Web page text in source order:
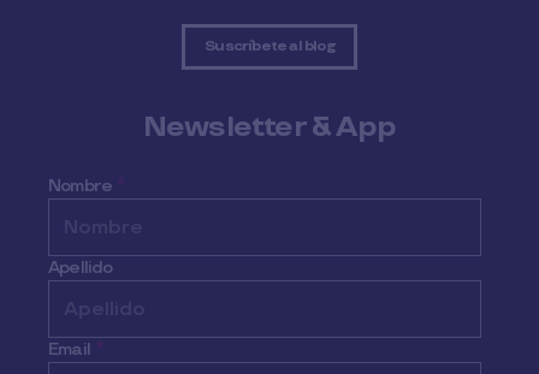
Suscríbete al blog
Newsletter & App
Nombre *
Apellido
Email *